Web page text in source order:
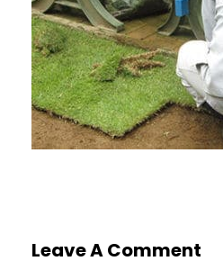
Leave A Comment